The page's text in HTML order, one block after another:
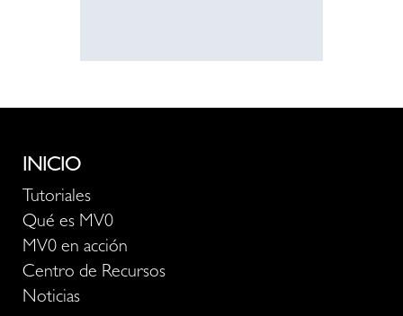
INICIO
Tutoriales
Qué es MV0
MV0 en acción
Centro de Recursos
Noticias